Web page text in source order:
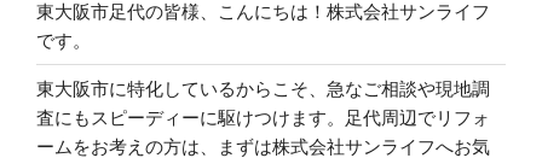
東大阪市足代の皆様、こんにちは！株式会社サンライフ
です。
東大阪市に特化しているからこそ、急なご相談や現地調
査にもスピーディーに駆けつけます。足代周辺でリフォ
ームをお考えの方は、まずは株式会社サンライフへお気